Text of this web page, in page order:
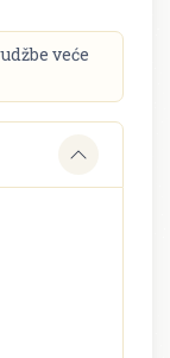
veće